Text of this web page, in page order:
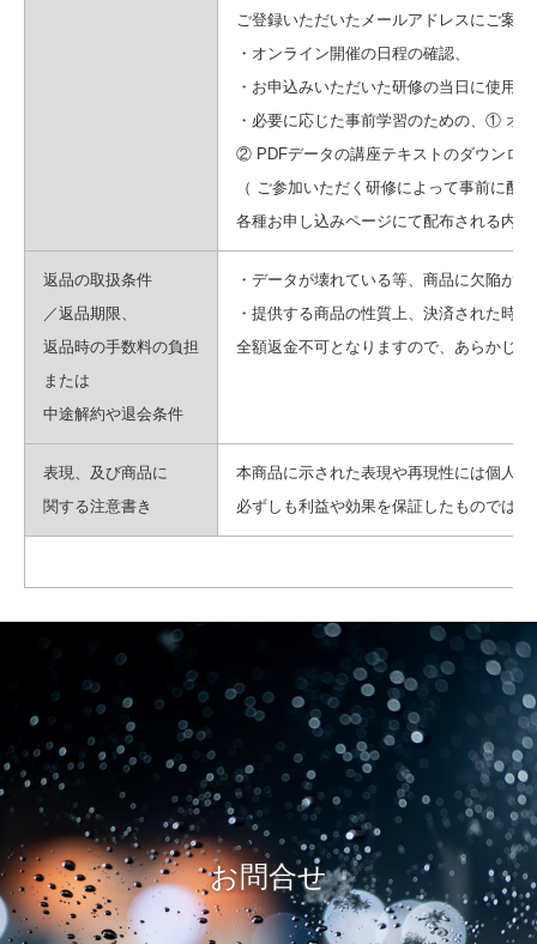
ご登録いただいたメールアドレスにご案
・オンライン開催の日程の確認、
・お申込みいただいた研修の当日に使用
・必要に応じた事前学習のための、① オ
② PDFデータの講座テキストのダウンロ
（ ご参加いただく研修によって事前に配
各種お申し込みページにて配布される内
返品の取扱条件
／返品期限、
返品時の手数料の負担
または
中途解約や退会条件
・データが壊れている等、商品に欠陥が
・提供する商品の性質上、決済された時
全額返金不可となりますので、あらかじ
表現、及び商品に
関する注意書き
本商品に示された表現や再現性には個人差
必ずしも利益や効果を保証したものでは
お問合せ